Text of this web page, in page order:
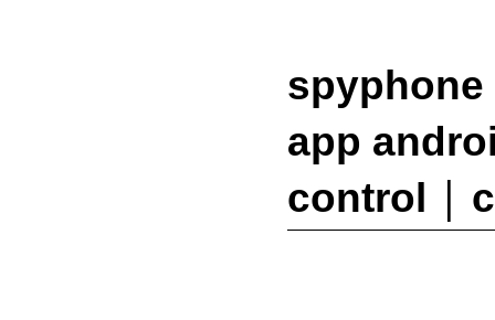
spyphone
app
control |